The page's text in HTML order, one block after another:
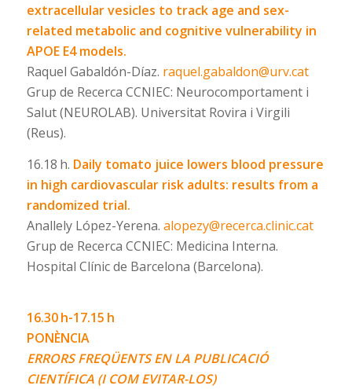
extracellular vesicles to track age and sex-
related metabolic and cognitive vulnerability in
APOE Ε4 models.
Raquel Gabaldón-Díaz. raquel.gabaldon@urv.cat
Grup de Recerca CCNIEC: Neurocomportament i
Salut (NEUROLAB). Universitat Rovira i Virgili
(Reus).
16.18 h. Daily tomato juice lowers blood pressure
in high cardiovascular risk adults: results from a
randomized trial.
Anallely López-Yerena. alopezy@recerca.clinic.cat
Grup de Recerca CCNIEC: Medicina Interna.
Hospital Clínic de Barcelona (Barcelona).
16.30 h-17.15 h
PONÈNCIA
ERRORS FREQÜENTS EN LA PUBLICACIÓ
CIENTÍFICA (I COM EVITAR-LOS)